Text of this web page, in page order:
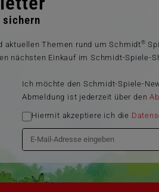
sichern
aktuellen Themen rund um Schmidt®
nächsten Einkauf im Schmidt-Spiele-
Ich möchte den Schmidt-Spiele-
Abmeldung ist jederzeit über den
Hiermit akzeptiere ich die